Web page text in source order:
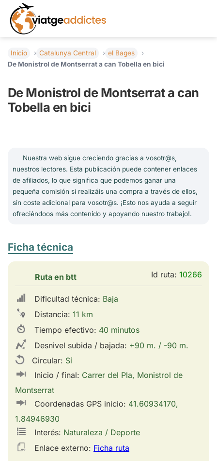
Inicio Catalunya Central
el Bages
De Monistrol de Montserrat a can Tobella en bici
De Monistrol de Montserrat a can
Tobella en bici
Nuestra web sigue creciendo gracias a vosotr@s,
nuestros lectores. Esta publicación puede contener enlaces
de afiliados, lo que significa que podemos ganar una
pequeña comisión si realizáis una compra a través de ellos,
sin coste adicional para vosotr@s. ¡Esto nos ayuda a seguir
ofreciéndoos más contenido y apoyando nuestro trabajo!.
Ficha técnica
Ruta en btt Id ruta: 10266
Dificultad técnica: Baja
Distancia: 11 km
Tiempo efectivo: 40 minutos
Desnivel subida / bajada: +90 m. / -90 m.
Circular: Sí
Inicio / final: Carrer del Pla, Monistrol de
Montserrat
Coordenadas GPS inicio: 41.60934170,
1.84946930
Interés: Naturaleza / Deporte
Enlace externo: Ficha ruta